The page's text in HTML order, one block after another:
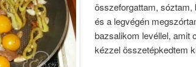
összeforgattam, sóztam,
és a legvégén
bazsalikom levéllel, amit
kézzel összetépkedtem